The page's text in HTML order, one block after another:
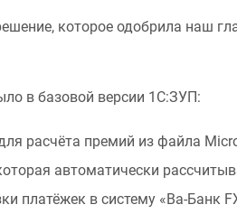
которое одобрила наш
в базовой версии 1С:ЗУП:
расчёта премий из файла
автоматически
платёжек в систему «Ва-Банк